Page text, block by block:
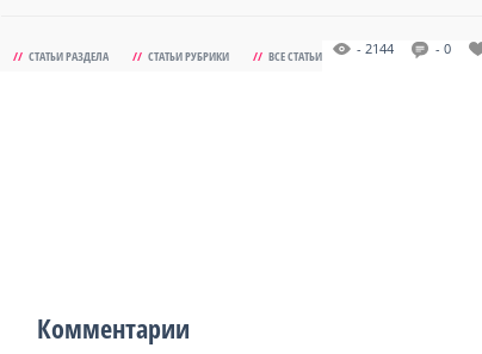
// СТАТЬИ РАЗДЕЛА // СТАТЬИ РУБРИКИ // ВСЕ СТАТЬИ - 2144 - 0
Комментарии